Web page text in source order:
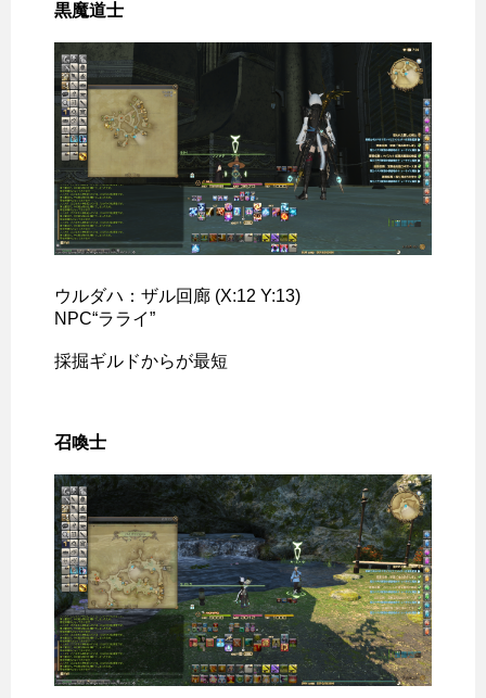
黒魔道士
ウルダハ：ザル回廊 (X:12 Y:13)
NPC“ラライ”
採掘ギルドからが最短
召喚士